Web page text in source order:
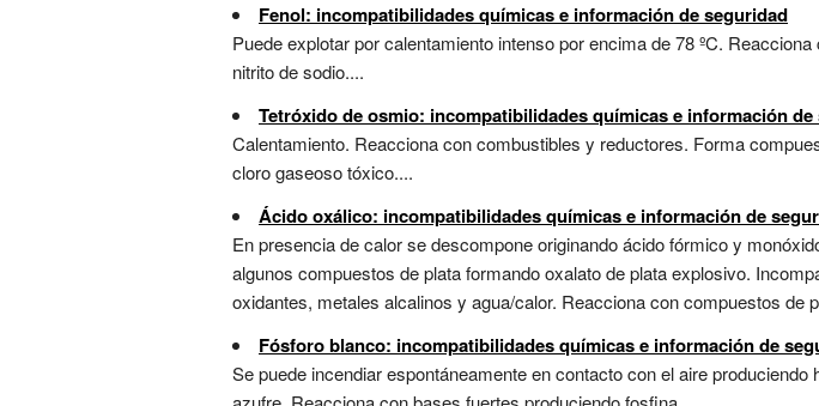
Fenol: incompatibilidades químicas e información de seguridad
Puede explotar por calentamiento intenso por encima de 78 ºC.
nitrito de sodio....
Tetróxido de osmio: incompatibilidades químicas e información
Calentamiento. Reacciona con combustibles y reductores. Forma
cloro gaseoso tóxico....
Ácido oxálico: incompatibilidades químicas e información de
En presencia de calor se descompone originando ácido fórmico y
algunos compuestos de plata formando oxalato de plata explosivo.
oxidantes, metales alcalinos y agua/calor. Reacciona con compuestos de
Fósforo blanco: incompatibilidades químicas e información de
Se puede incendiar espontáneamente en contacto con el aire